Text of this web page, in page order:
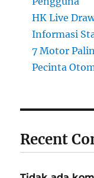
HK Live
Informasi
7 Motor
Pecinta
Recent